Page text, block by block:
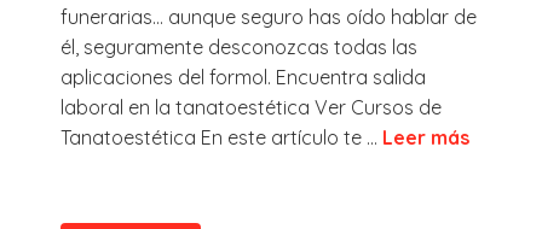
funerarias… aunque seguro has oído hablar de
él, seguramente desconozcas todas las
aplicaciones del formol. Encuentra salida
laboral en la tanatoestética Ver Cursos de
Tanatoestética En este artículo te ... Leer más